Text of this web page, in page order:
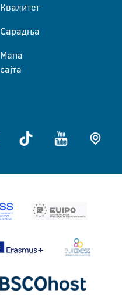
Квалитет
Сарадња
Мапа
сајта